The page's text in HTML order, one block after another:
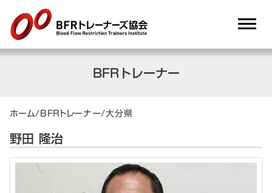
dehaze
BFRトレーナー
ホーム/BFRトレーナー/大分県
野田 隆治